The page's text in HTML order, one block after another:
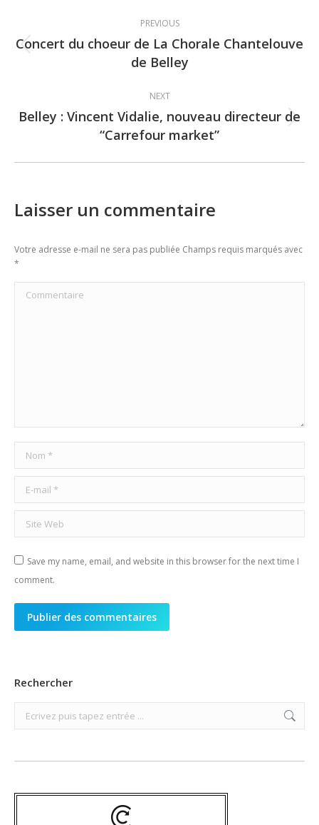
navigation
PREVIOUS
Previous
post:
Concert du choeur de La Chorale Chantelouve
de Belley
NEXT
Next
post:
Belley : Vincent Vidalie, nouveau directeur de
“Carrefour market”
Laisser un commentaire
Votre adresse e-mail ne sera pas publiée Champs requis marqués avec
*
Commentaire
Nom *
E-mail *
Site Web
Save my name, email, and website in this browser for the next time I
comment.
Publier des commentaires
Rechercher
Search: